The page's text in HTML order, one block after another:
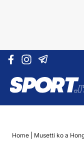
Vai al contenuto
Home Musetti ko a